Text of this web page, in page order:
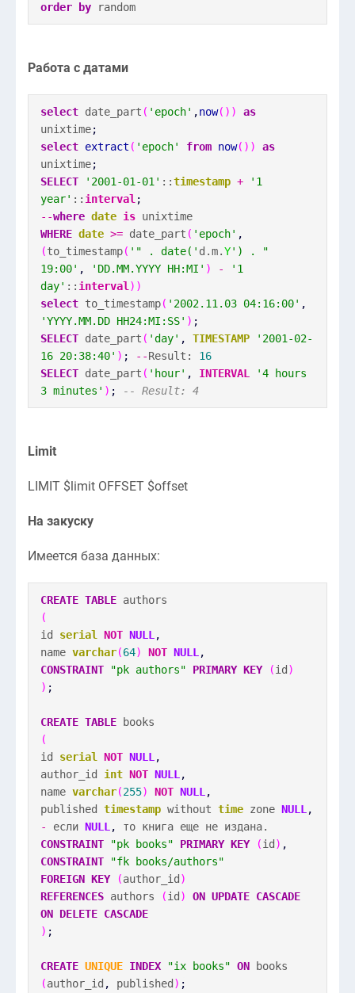
order by random
Работа с датами
select date_part ( 'epoch' ,now( ) )
as
unixtime;
select extract ( 'epoch' from now( ) )
as
unixtime;
SELECT
'2001-01-01' ::timestamp +
'1
year' :: interval ;
--where date is unixtime
WHERE date >= date_part ( 'epoch' ,
(to_timestamp( '" . date(' d.m.Y') . "
19:00' , 'DD.MM.YYYY HH:MI' ) -
'1
day' :: interval ) )
select to_timestamp( '2002.11.03 04:16:00' ,
'YYYY.MM.DD HH24:MI:SS' ) ;
SELECT date_part ( 'day' , TIMESTAMP
'2001-02-
16 20:38:40' ) ; --Result: 16
SELECT date_part ( 'hour' , INTERVAL
'4 hours
3 minutes' ) ; -- Result: 4
Limit
LIMIT $limit OFFSET $offset
На закуску
Имеется база данных:
CREATE TABLE authors
(
id serial NOT NULL ,
name varchar(64) NOT NULL ,
CONSTRAINT
"pk authors" PRIMARY KEY (id )
) ;
CREATE TABLE books
(
id serial NOT NULL ,
author_id int NOT NULL ,
name varchar(255) NOT NULL ,
published timestamp without time zone NULL ,
-
если NULL ,
то книга еще не издана.
CONSTRAINT
"pk books" PRIMARY KEY (id ) ,
CONSTRAINT
"fk books/authors"
FOREIGN KEY
(author_id )
REFERENCES authors (id ) ON UPDATE CASCADE
ON DELETE CASCADE
) ;
CREATE UNIQUE INDEX "ix books" ON books
(author_id , published ) ;